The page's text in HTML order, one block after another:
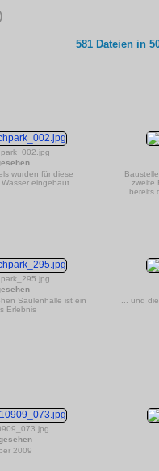
581 Dateien in
wurden für diese
eingebaut.
zweite
bereits
Säulenhalle ist ein
Erlebnis
... und
2009